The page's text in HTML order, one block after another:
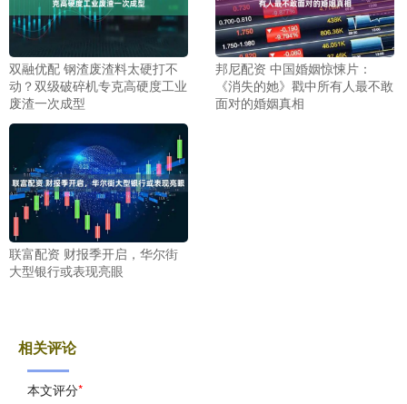
双融优配 钢渣废渣料太硬打不
动？双级破碎机专克高硬度工业
废渣一次成型
邦尼配资 中国婚姻惊悚片：
《消失的她》戳中所有人最不敢
面对的婚姻真相
联富配资 财报季开启，华尔街
大型银行或表现亮眼
相关评论
本文评分*